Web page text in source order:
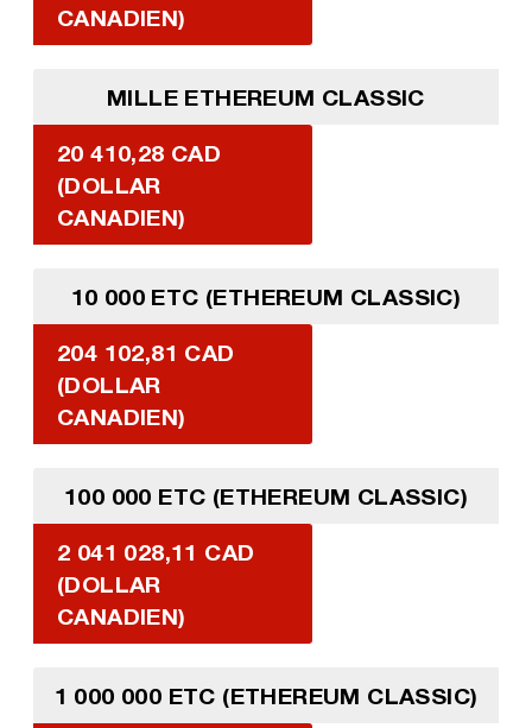
CANADIEN)
MILLE ETHEREUM CLASSIC
20 410,28 CAD
(DOLLAR
CANADIEN)
10 000 ETC (ETHEREUM CLASSIC)
204 102,81 CAD
(DOLLAR
CANADIEN)
100 000 ETC (ETHEREUM CLASSIC)
2 041 028,11 CAD
(DOLLAR
CANADIEN)
1 000 000 ETC (ETHEREUM CLASSIC)